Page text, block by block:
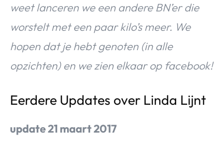
weet lanceren we een andere BN’er die
worstelt met een paar kilo’s meer. We
hopen dat je hebt genoten (in alle
opzichten) en we zien elkaar op facebook!
Eerdere Updates over Linda Lijnt
update 21 maart 2017